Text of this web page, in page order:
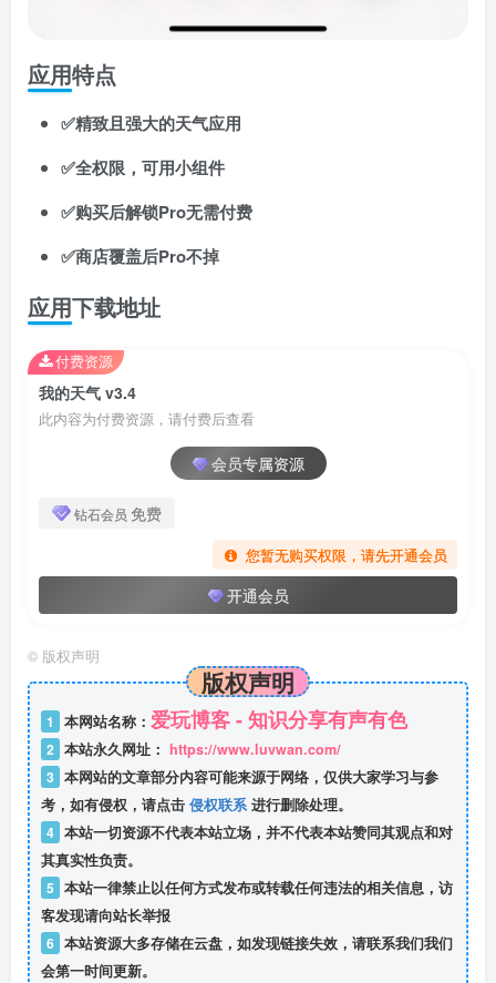
应用特点
✅精致且强大的天气应用
✅全权限，可用小组件
✅购买后解锁Pro无需付费
✅商店覆盖后Pro不掉
应用下载地址
我的天气 v3.4
此内容为付费资源，请付费后查看
会员专属资源
钻石会员 免费
您暂无购买权限，请先开通会员
开通会员
付费资源
© 版权声明
版权声明
1 本网站名称： 爱玩博客 - 知识分享有声有色
2 本站永久网址： https://www.luvwan.com/
3 本网站的文章部分内容可能来源于网络，仅供大家学习与参
考，如有侵权，请点击 侵权联系进行删除处理。
4 本站一切资源不代表本站立场，并不代表本站赞同其观点和对
其真实性负责。
5 本站一律禁止以任何方式发布或转载任何违法的相关信息，访
客发现请向站长举报
6 本站资源大多存储在云盘，如发现链接失效，请联系我们我们
会第一时间更新。